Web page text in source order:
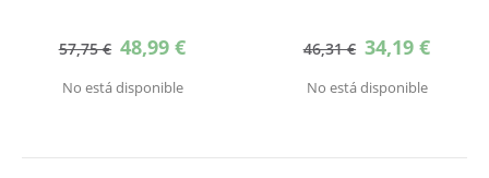
57,75 € Precio
especial
48,99 €
No está disponible
46,31 € Precio
especial
34,19 €
No está disponible